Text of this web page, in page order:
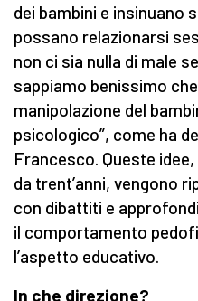
dei bambini e insinuano
possano relazionarsi
non ci sia nulla di male
sappiamo benissimo
manipolazione del
psicologico”, come ha
Francesco. Queste
da trent’anni, vengono
con dibattiti e
il comportamento
l’aspetto educativo.
In che direzione?